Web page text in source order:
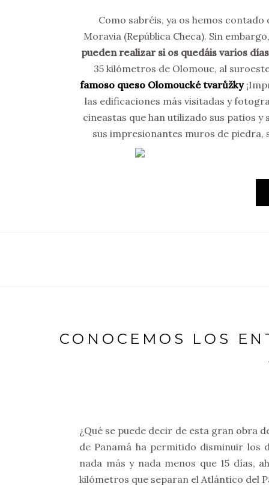
Como sabréis, ya os hemos contado
Moravia (República Checa). Sin
pueden realizar si os quedáis varios
35 kilómetros de Olomouc, al
famoso queso Olomoucké tvarůžky
las edificaciones más visitadas y
cineastas que han utilizado sus patios y
sus impresionantes muros de piedra,
CONOCEMOS LOS
¿Qué se puede decir de esta gran obra
de Panamá ha permitido disminuir los
nada más y nada menos que 15 días,
kilómetros que separan el Atlántico del